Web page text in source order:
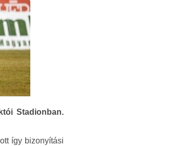
Stadionban.
így bizonyítási